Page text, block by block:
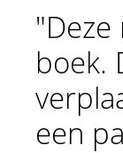
boek.
een